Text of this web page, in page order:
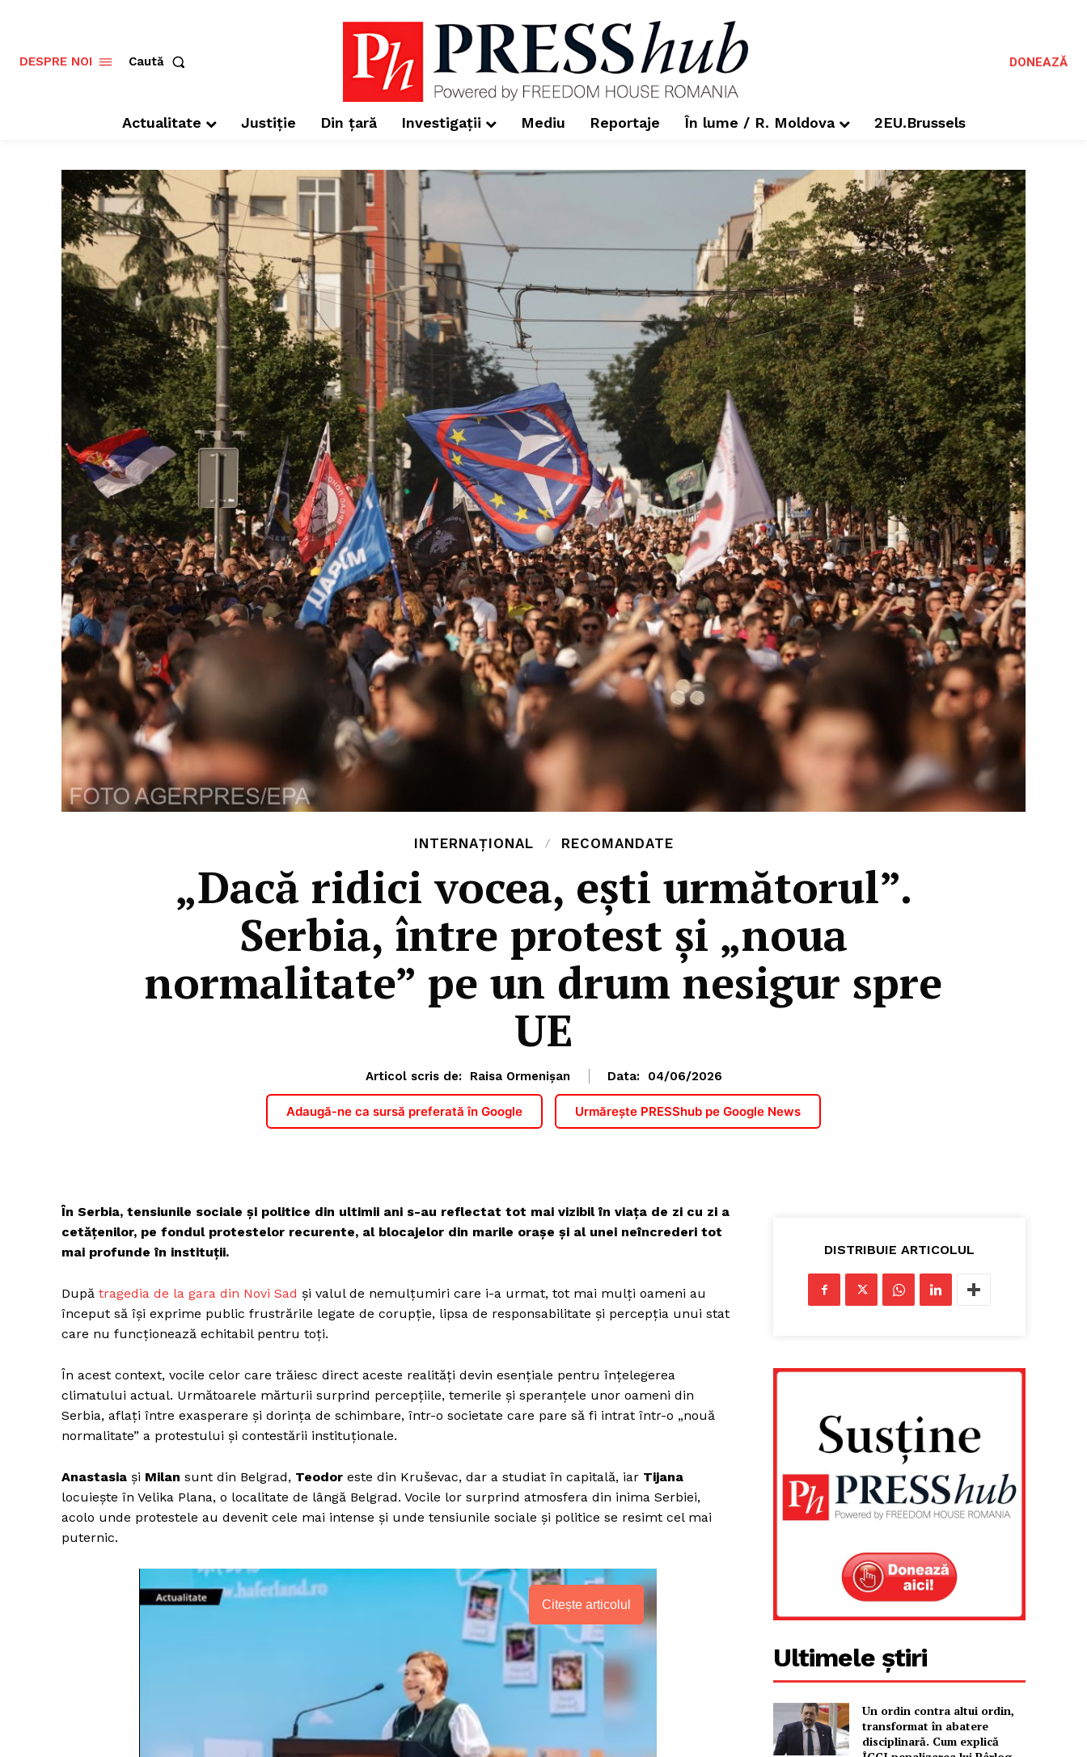
DESPRE NOI Caută DONEAZĂ
Actualitate Justiție Din țară Investigații Mediu Reportaje În lume / R. Moldova 2EU.Brussels
INTERNAȚIONAL RECOMANDATE
„Dacă ridici vocea, ești următorul”.
Serbia, între protest și „noua
normalitate” pe un drum nesigur spre
UE
Articol scris de: Raisa Ormenișan Data: 04/06/2026
Adaugă-ne ca sursă preferată în Google Urmărește PRESShub pe Google News
În Serbia, tensiunile sociale și politice din ultimii ani s-au reflectat tot mai vizibil în viața de zi cu zi a
cetățenilor, pe fondul protestelor recurente, al blocajelor din marile orașe și al unei neîncrederi tot
mai profunde în instituții.
După tragedia de la gara din Novi Sad și valul de nemulțumiri care i-a urmat, tot mai mulți oameni au
început să își exprime public frustrările legate de corupție, lipsa de responsabilitate și percepția unui stat
care nu funcționează echitabil pentru toți.
În acest context, vocile celor care trăiesc direct aceste realități devin esențiale pentru înțelegerea
climatului actual. Următoarele mărturii surprind percepțiile, temerile și speranțele unor oameni din
Serbia, aflați între exasperare și dorința de schimbare, într-o societate care pare să fi intrat într-o „nouă
normalitate” a protestului și contestării instituționale.
Anastasia și Milan sunt din Belgrad, Teodor este din Kruševac, dar a studiat în capitală, iar Tijana
locuiește în Velika Plana, o localitate de lângă Belgrad. Vocile lor surprind atmosfera din inima Serbiei,
acolo unde protestele au devenit cele mai intense și unde tensiunile sociale și politice se resimt cel mai
puternic.
Citește articolul
DISTRIBUIE ARTICOLUL
Ultimele știri
Un ordin contra altui ordin,
transformat în abatere
disciplinară. Cum explică